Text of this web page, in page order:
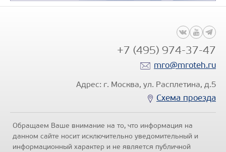
+7 (495) 974-37-47
mro@mroteh.ru
Адрес: г. Москва, ул. Расплетина, д.5
Схема проезда
Обращаем Ваше внимание на то, что информация на
данном сайте носит исключительно уведомительный и
информационный характер и не является публичной